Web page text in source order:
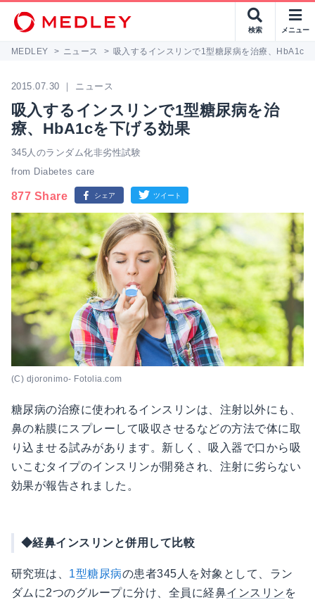
検索 メニュー
MEDLEY > ニュース > 吸入するインスリンで1型糖尿病を治療、HbA1cを
2015.07.30 ｜ ニュース
吸入するインスリンで1型糖尿病を治
療、HbA1cを下げる効果
345人のランダム化非劣性試験
from Diabetes care
877 Share
(C) djoronimo- Fotolia.com
糖尿病の治療に使われるインスリンは、注射以外にも、
鼻の粘膜にスプレーして吸収させるなどの方法で体に取
り込ませる試みがあります。新しく、吸入器で口から吸
いこむタイプのインスリンが開発され、注射に劣らない
効果が報告されました。
◆経鼻インスリンと併用して比較
研究班は、 1型糖尿病の患者345人を対象として、ラン
ダムに2つのグループに分け、全員に経鼻インスリン を